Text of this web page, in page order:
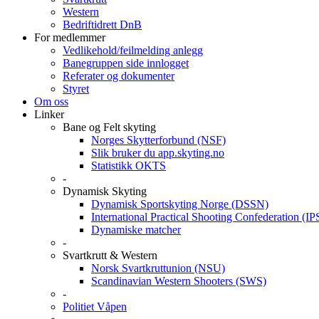
Western
Bedriftidrett DnB
For medlemmer
Vedlikehold/feilmelding anlegg
Banegruppen side innlogget
Referater og dokumenter
Styret
Om oss
Linker
Bane og Felt skyting
Norges Skytterforbund (NSF)
Slik bruker du app.skyting.no
Statistikk OKTS
-
Dynamisk Skyting
Dynamisk Sportskyting Norge (DSSN)
International Practical Shooting Confederation
Dynamiske matcher
-
Svartkrutt & Western
Norsk Svartkruttunion (NSU)
Scandinavian Western Shooters (SWS)
-
Politiet Våpen